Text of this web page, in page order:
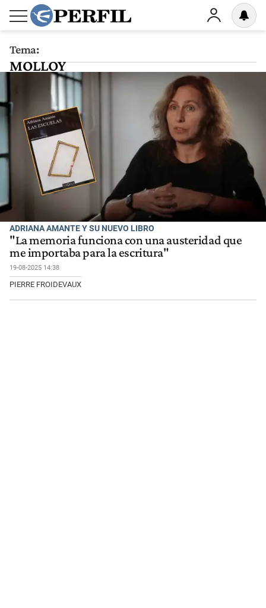
Tema:
MOLLOY
ADRIANA AMANTE Y SU NUEVO LIBRO
"La memoria funciona con una austeridad que
me importaba para la escritura"
19-08-2025 14:38
PIERRE FROIDEVAUX